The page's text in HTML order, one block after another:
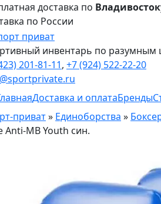
доставка по
по России
инвентарь по разумным
201-81-11, +7 (924) 522-22-20
Доставка и оплатаБренды
приват» Единоборства »
Anti-MB Youth син.